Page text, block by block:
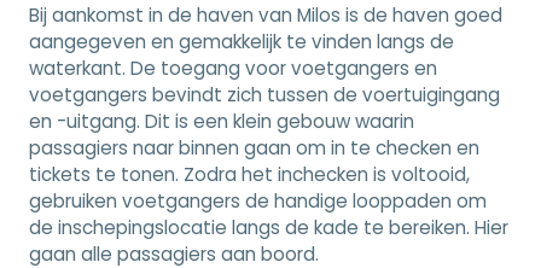
Bij aankomst in de haven van Milos is de haven goed
aangegeven en gemakkelijk te vinden langs de
waterkant. De toegang voor voetgangers en
voetgangers bevindt zich tussen de voertuigingang
en -uitgang. Dit is een klein gebouw waarin
passagiers naar binnen gaan om in te checken en
tickets te tonen. Zodra het inchecken is voltooid,
gebruiken voetgangers de handige looppaden om
de inschepingslocatie langs de kade te bereiken. Hier
gaan alle passagiers aan boord.